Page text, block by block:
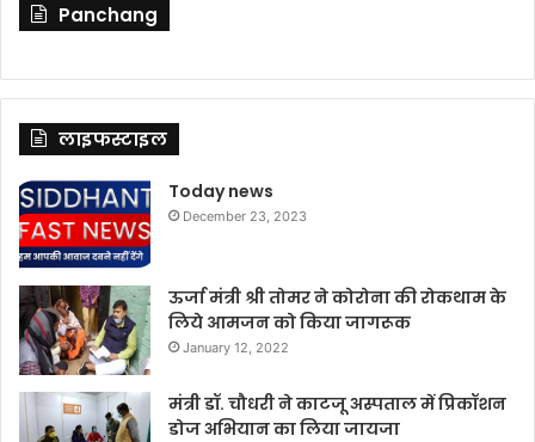
Panchang
लाइफस्टाइल
Today news
December 23, 2023
ऊर्जा मंत्री श्री तोमर ने कोरोना की रोकथाम के
लिये आमजन को किया जागरूक
January 12, 2022
मंत्री डॉ. चौधरी ने काटजू अस्पताल में प्रिकॉशन
डोज अभियान का लिया जायजा